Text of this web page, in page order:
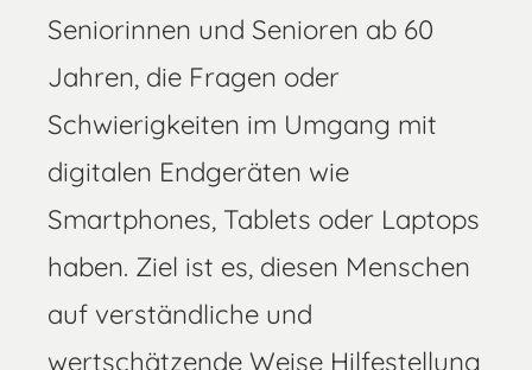
Seniorinnen und Senioren ab 60
Jahren, die Fragen oder
Schwierigkeiten im Umgang mit
digitalen Endgeräten wie
Smartphones, Tablets oder Laptops
haben. Ziel ist es, diesen Menschen
auf verständliche und
wertschätzende Weise Hilfestellung